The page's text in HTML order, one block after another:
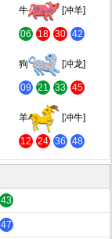
牛 [冲羊]
06 18 30 42
狗 [冲龙]
09 21 33 45
羊 [冲牛]
12 24 36 48
43
47